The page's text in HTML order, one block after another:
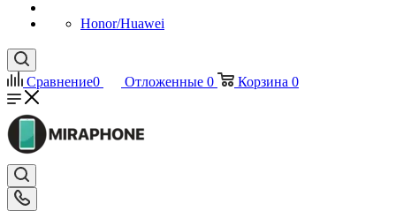
Honor/Huawei
Сравнение0 Отложенные 0 Корзина 0